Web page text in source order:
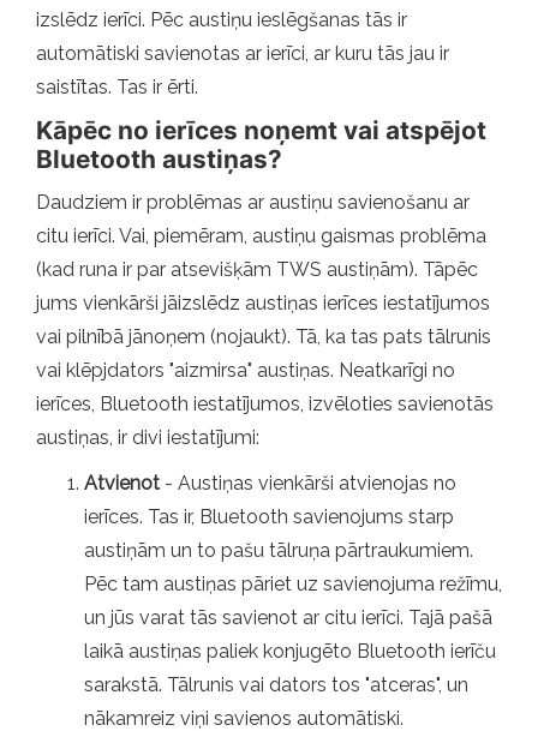
izslēdz ierīci. Pēc austiņu ieslēgšanas tās ir
automātiski savienotas ar ierīci, ar kuru tās jau ir
saistītas. Tas ir ērti.
Kāpēc no ierīces noņemt vai atspējot
Bluetooth austiņas?
Daudziem ir problēmas ar austiņu savienošanu ar
citu ierīci. Vai, piemēram, austiņu gaismas problēma
(kad runa ir par atsevišķām TWS austiņām). Tāpēc
jums vienkārši jāizslēdz austiņas ierīces iestatījumos
vai pilnībā jānoņem (nojaukt). Tā, ka tas pats tālrunis
vai klēpjdators "aizmirsa" austiņas. Neatkarīgi no
ierīces, Bluetooth iestatījumos, izvēloties savienotās
austiņas, ir divi iestatījumi:
Atvienot - Austiņas vienkārši atvienojas no
ierīces. Tas ir, Bluetooth savienojums starp
austiņām un to pašu tālruņa pārtraukumiem.
Pēc tam austiņas pāriet uz savienojuma režīmu,
un jūs varat tās savienot ar citu ierīci. Tajā pašā
laikā austiņas paliek konjugēto Bluetooth ierīču
sarakstā. Tālrunis vai dators tos "atceras", un
nākamreiz viņi savienos automātiski.